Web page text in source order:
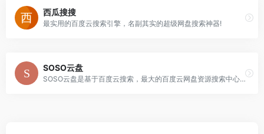
西瓜搜搜
最实用的百度云搜索引擎，名副其实的超级网盘搜索神器!
SOSO云盘
SOSO云盘是基于百度云搜索，最大的百度云网盘资源搜索中心，各种免费学习资源应有尽有，是互联网最大的免费资源宝库